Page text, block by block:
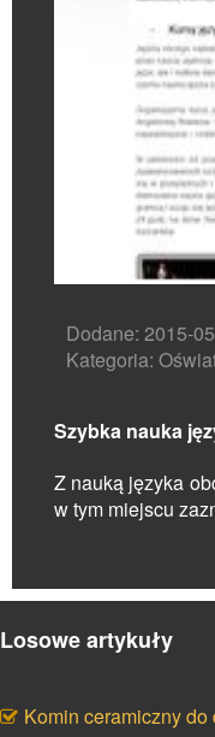
Dodane: 2015-
Kategoria:
Szybka nauka
Z nauką języka
w tym miejscu
Losowe artykuły
Komin ceramiczny do